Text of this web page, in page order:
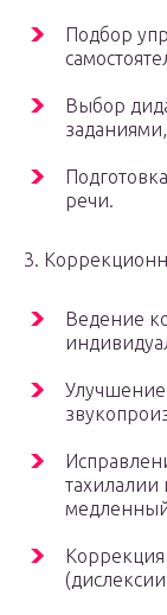
Подбор
Выбор
речи.
3.
Ведение
тахилалии